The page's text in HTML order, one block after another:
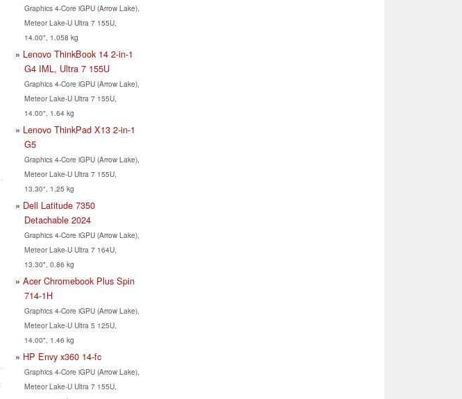
Graphics 4-Core iGPU (Arrow Lake),
Meteor Lake-U Ultra 7 155U,
14.00", 1.058 kg
Lenovo ThinkBook 14 2-in-1
G4 IML, Ultra 7 155U
Graphics 4-Core iGPU (Arrow Lake),
Meteor Lake-U Ultra 7 155U,
14.00", 1.64 kg
Lenovo ThinkPad X13 2-in-1
G5
Graphics 4-Core iGPU (Arrow Lake),
Meteor Lake-U Ultra 7 155U,
13.30", 1.25 kg
Dell Latitude 7350
Detachable 2024
Graphics 4-Core iGPU (Arrow Lake),
Meteor Lake-U Ultra 7 164U,
13.30", 0.86 kg
Acer Chromebook Plus Spin
714-1H
Graphics 4-Core iGPU (Arrow Lake),
Meteor Lake-U Ultra 5 125U,
14.00", 1.46 kg
HP Envy x360 14-fc
Graphics 4-Core iGPU (Arrow Lake),
Meteor Lake-U Ultra 7 155U,